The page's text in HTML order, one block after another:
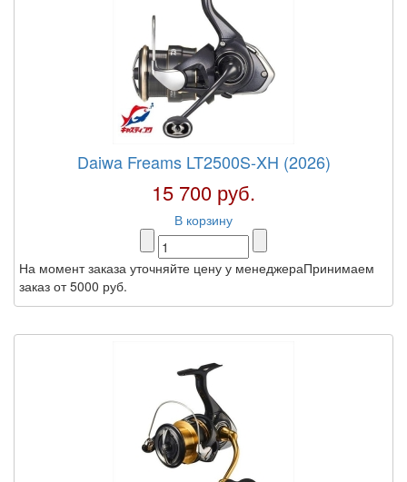
Daiwa Freams LT2500S-XH (2026)
15 700 руб.
В корзину
На момент заказа уточняйте цену у менеджераПринимаем
заказ от 5000 руб.